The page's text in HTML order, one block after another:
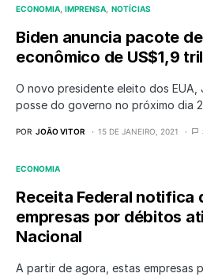
ECONOMIA IMPRENSA NOTÍCIAS
Biden anuncia pacote
econômico de US$1,9
O novo presidente eleito dos EUA,
posse do governo no próximo dia
POR JOÃO VITOR 15 DE JANEIRO, 2021
ECONOMIA
Receita Federal notifica
empresas por débitos
Nacional
A partir de agora, estas empresas